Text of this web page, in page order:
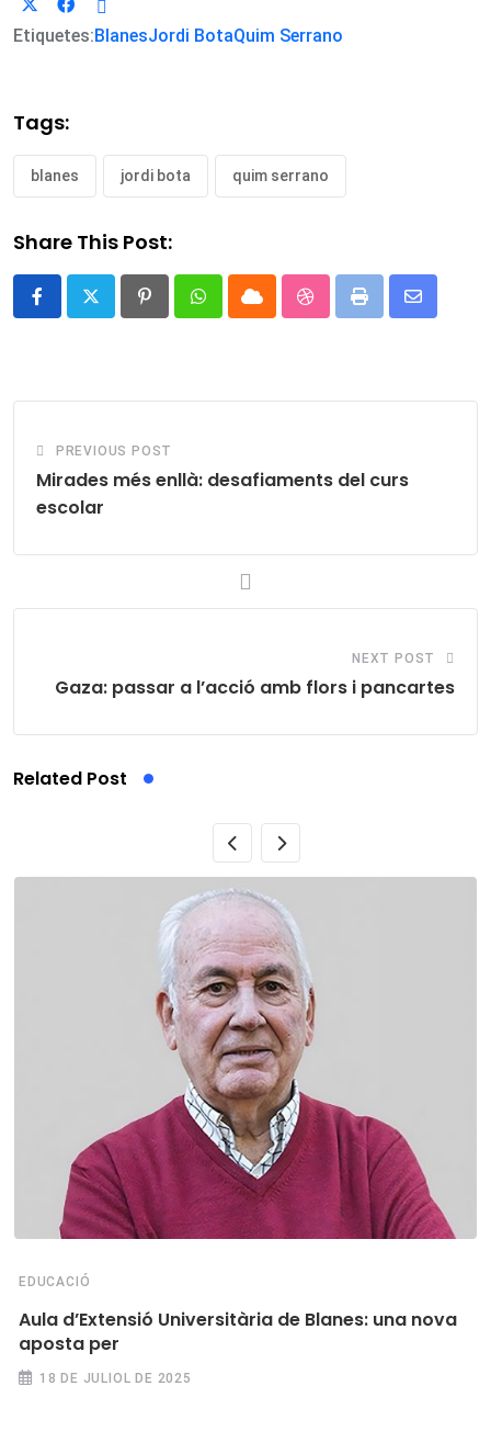
Etiquetes:BlanesJordi BotaQuim Serrano
Tags:
blanes jordi bota quim serrano
Share This Post:
PinterestWhatsappCloud StumbleUpon
Print
Share
PREVIOUS POST
Mirades més enllà: desafiaments del curs
escolar
NEXT POST
Gaza: passar a l’acció amb flors i pancartes
Related Post
EDUCACIÓ
Aula d’Extensió Universitària de Blanes: una nova
aposta per
18 DE JULIOL DE 2025